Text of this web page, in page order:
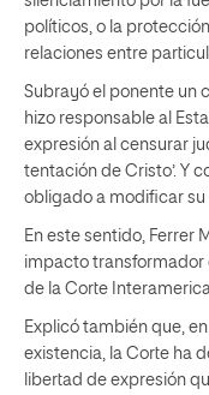
políticos, o la
relaciones entre
Subrayó el ponente un
hizo responsable al
expresión al censurar
tentación de Cristo’. Y
obligado a modificar su
En este sentido, Ferrer
impacto transformador
de la Corte
Explicó también que,
existencia, la Corte ha
libertad de expresión